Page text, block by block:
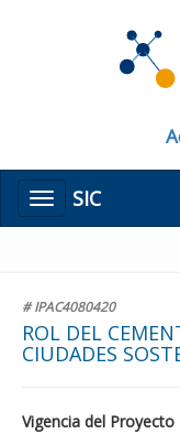
MenúSIC
# IPAC4080420
ROL DEL
CIUDADES
Vigencia del Proyecto